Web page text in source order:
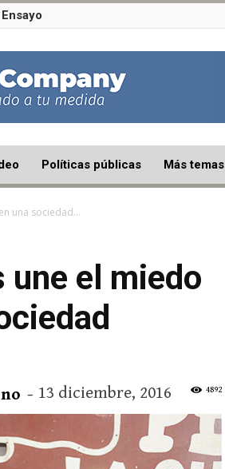
Ensayo
Políticas públicas Más temas
una sociedad...
une el miedo
- 13 diciembre, 2016 4892